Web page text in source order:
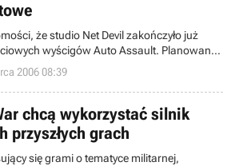
że studio Net Devil zakończyło już
wyścigów Auto Assault. Planowana
13 kwietnia bieżącego roku. CD Projekt
kiedy tytułu należy spodziewać się w
2006 08:39
chcą wykorzystać silnik
przyszłych grach
się grami o tematyce militarnej,